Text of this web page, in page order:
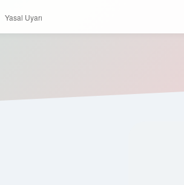
Yasal Uyarı